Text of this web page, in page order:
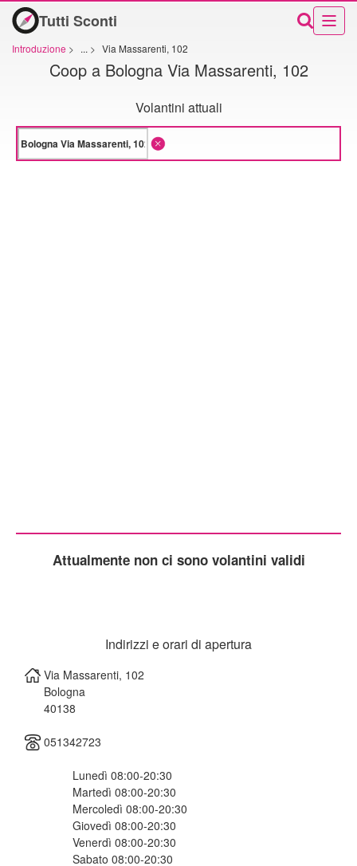
Tutti Sconti
Introduzione > ... > Via Massarenti, 102
Coop a Bologna Via Massarenti, 102
Volantini attuali
Attualmente non ci sono volantini validi
Indirizzi e orari di apertura
Via Massarenti, 102
Bologna
40138
051342723
Lunedì 08:00-20:30
Martedì 08:00-20:30
Mercoledì 08:00-20:30
Giovedì 08:00-20:30
Venerdì 08:00-20:30
Sabato 08:00-20:30